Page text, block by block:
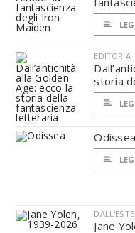
EDITORIA
storia
Odissea
Jane